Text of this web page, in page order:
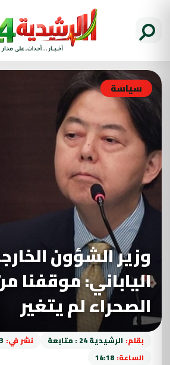
سياسة
وزير الشؤون
الياباني: موقفنا
الصحراء لم يتغير
بقلم: الرشيدية 24 : متابعة نشر في: 3 سبتمبر 2022
الساعة: 14:18